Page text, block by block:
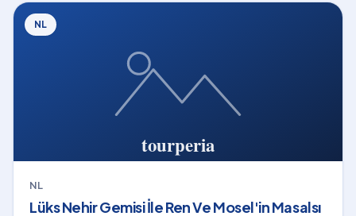
NL
NL
Lüks Nehir Gemisi İle Ren Ve Mosel'in Masalsı